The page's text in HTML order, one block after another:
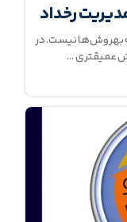
رخداد
بهروش‌ها نیست. در